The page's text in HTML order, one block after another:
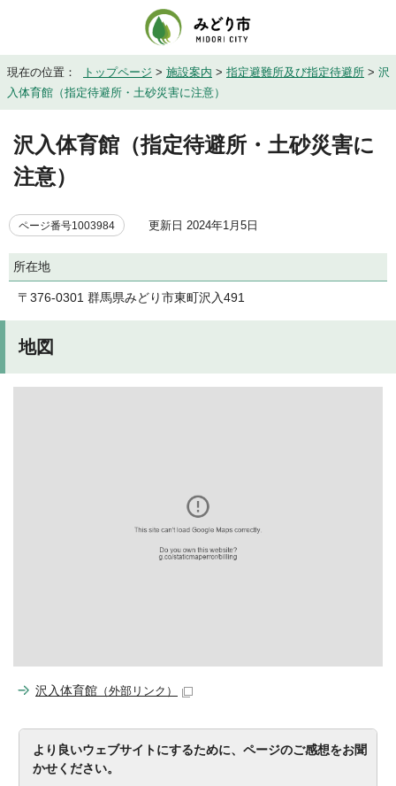
現在の位置： トップページ > 施設案内 > 指定避難所及び指定待避所 > 沢
入体育館（指定待避所・土砂災害に注意）
沢入体育館（指定待避所・土砂災害に
注意）
ページ番号1003984 更新日 2024年1月5日
所在地
〒376-0301 群馬県みどり市東町沢入491
地図
沢入体育館 （外部リンク）
より良いウェブサイトにするために、ページのご感想をお聞
かせください。